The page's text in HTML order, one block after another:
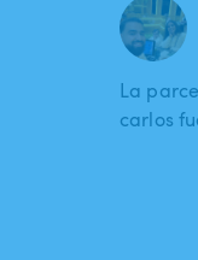
La
carlos